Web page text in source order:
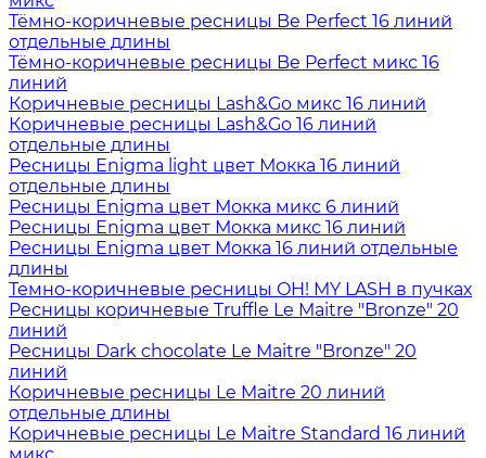
Тёмно-коричневые ресницы Be Perfect 16 линий
отдельные длины
Тёмно-коричневые ресницы Be Perfect микс 16
линий
Коричневые ресницы Lash&Go микс 16 линий
Коричневые ресницы Lash&Go 16 линий
отдельные длины
Ресницы Enigma light цвет Мокка 16 линий
отдельные длины
Ресницы Enigma цвет Мокка микс 6 линий
Ресницы Enigma цвет Мокка микс 16 линий
Ресницы Enigma цвет Мокка 16 линий отдельные
длины
Темно-коричневые ресницы OH! MY LASH в пучках
Ресницы коричневые Truffle Le Maitre "Bronze" 20
линий
Ресницы Dark chocolate Le Maitre "Bronze" 20
линий
Коричневые ресницы Le Maitre 20 линий
отдельные длины
Коричневые ресницы Le Maitre Standard 16 линий